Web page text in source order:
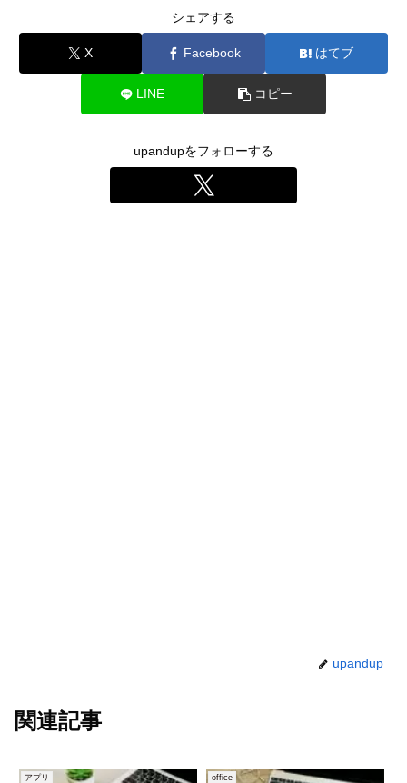
シェアする
X Facebook はてブ
LINE コピー
upandupをフォローする
upandup
関連記事
アプリ office